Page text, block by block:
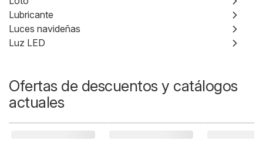
Lubricante
Luces navideñas
Luz LED
Ofertas de descuentos y catálogos
actuales